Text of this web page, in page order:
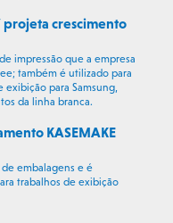
projeta crescimento
impressão que a empresa
também é utilizado para
para Samsung,
da linha branca.
KASEMAKE
embalagens e é
trabalhos de exibição